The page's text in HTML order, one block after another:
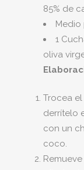
85% de
1
oliva
Trocea
derrítelo
con un
coco.